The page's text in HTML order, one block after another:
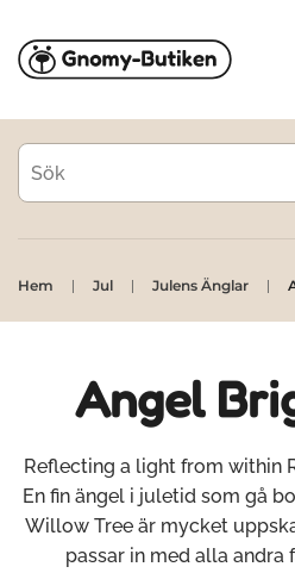
Skip to main content
Hem Jul Julens Änglar
Angel
Reflecting a light from within
En fin ängel i juletid som gå
Willow Tree är mycket
passar in med alla andra